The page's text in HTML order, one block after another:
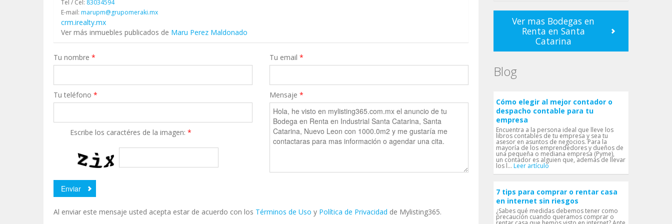
Tel / Cel: 83034594
E-mail: marupm@grupomeraki.mx
crm.irealty.mx
Ver más inmuebles publicados de Maru Perez Maldonado
Tu nombre * Tu email *
Tu teléfono * Mensaje *
Escribe los caractéres de la imagen:*
Al enviar este mensaje usted acepta estar de acuerdo con los Términos de Uso y Política de Privacidad de Mylisting365.
Ver mas Bodegas en
Renta en Santa
Catarina
Blog
Cómo elegir al mejor contador o
despacho contable para tu
empresa
Encuentra a la persona ideal que lleve los
libros contables de tu empresa y sea tu
asesor en asuntos de negocios. Para la
mayoría de los emprendedores y dueños de
una pequeña o mediana empresa (Pyme),
un contador es alguien que, además de llevar
los l... Leer artículo
7 tips para comprar o rentar casa
en internet sin riesgos
¿Sabes qué medidas debemos tener como
precaución cuando queramos comprar o